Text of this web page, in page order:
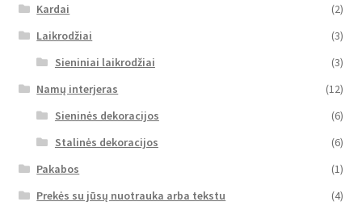
Kardai
(2)
Laikrodžiai
(3)
Sieniniai laikrodžiai
(3)
Namų interjeras
(12)
Sieninės dekoracijos
(6)
Stalinės dekoracijos
(6)
Pakabos
(1)
Prekės su jūsų nuotrauka arba tekstu
(4)